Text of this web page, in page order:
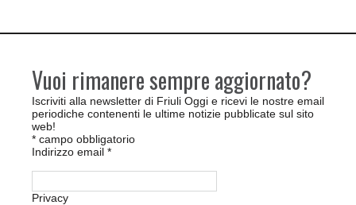
Vuoi rimanere sempre aggiornato?
Iscriviti alla newsletter di Friuli Oggi e ricevi le nostre email
periodiche contenenti le ultime notizie pubblicate sul sito
web!
* campo obbligatorio
Indirizzo email *
Privacy